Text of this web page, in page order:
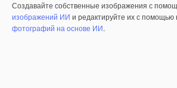
Создавайте собственные изображения с
изображений ИИ и редактируйте их с помощью
фотографий на основе ИИ.